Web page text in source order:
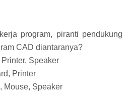
program, piranti pendukung
CAD diantaranya?
Speaker
Printer
Mouse, Speaker